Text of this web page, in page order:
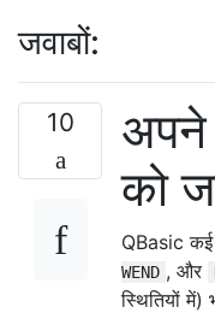
जवाबों:
10
अपने
को
QBasic कई
WEND , और
स्थितियों